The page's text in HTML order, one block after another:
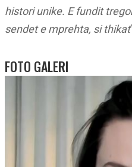
histori unike. E fundit
sendet e mprehta, si thikat
FOTO GALERI